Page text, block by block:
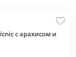
с арахисом и